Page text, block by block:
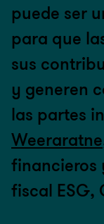
puede ser
para que
sus
y generen
las partes
Weeraratne
financieros
fiscal ESG,